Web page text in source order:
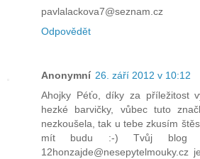
pavlalackova7@seznam.cz
Odpovědět
Anonymní 26. září 2012 v 10:12
Ahojky Péťo, díky za příležitost
hezké barvičky, vůbec tuto
nezkoušela, tak u tebe zkusím
mít budu :-) Tvůj blog